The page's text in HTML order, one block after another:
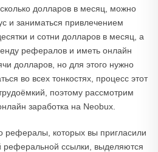
долларов в месяц, можно
и заниматься привлечением
и сотни долларов в месяц, а
рефералов и иметь онлайн
долларов, но для этого нужно
во всех тонкостях, процесс этот
поэтому рассмотрим
заработка на Neobux.
рефералы, которых вы пригласили
реферальной ссылки, выделяются